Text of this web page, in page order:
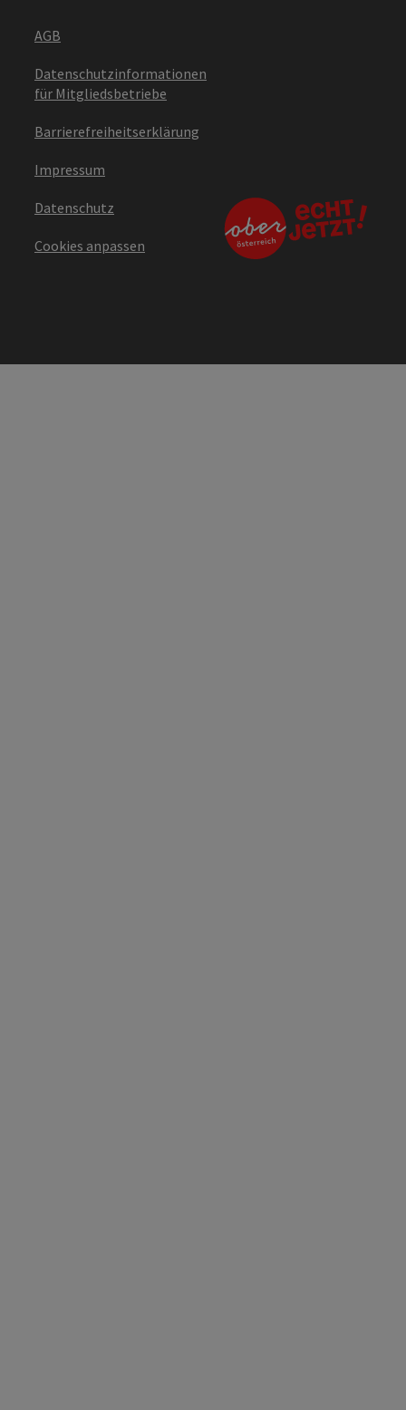
AGB
Datenschutzinformationen
für Mitgliedsbetriebe
Barrierefreiheitserklärung
Impressum
Datenschutz
Cookies anpassen